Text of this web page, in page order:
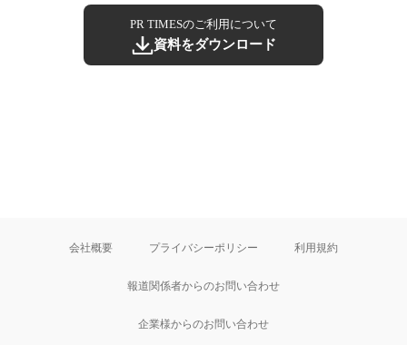
PR TIMESのご利用について
資料をダウンロード
会社概要 プライバシーポリシー 利用規約
報道関係者からのお問い合わせ
企業様からのお問い合わせ